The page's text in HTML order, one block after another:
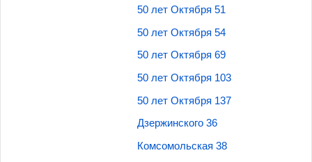
50 лет Октября 51
50 лет Октября 54
50 лет Октября 69
50 лет Октября 103
50 лет Октября 137
Дзержинского 36
Комсомольская 38